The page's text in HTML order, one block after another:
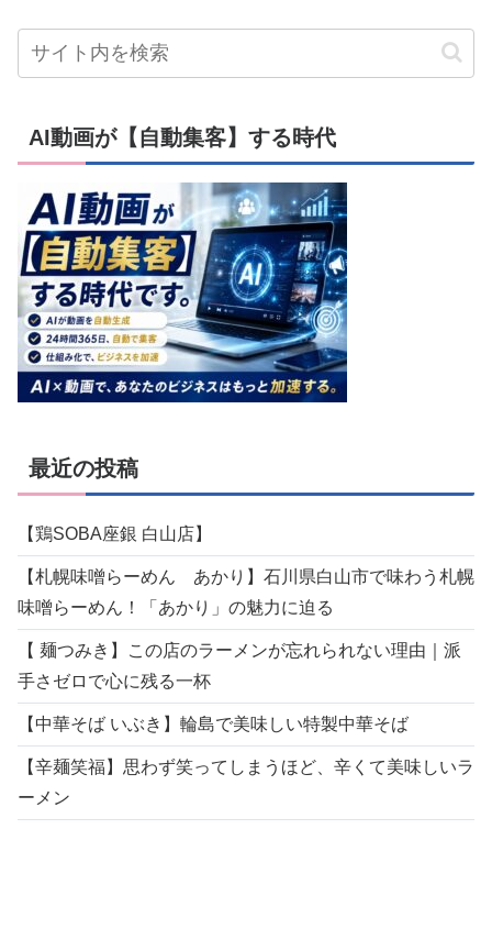
AI動画が【自動集客】する時代
最近の投稿
【鶏SOBA座銀 白山店】
【札幌味噌らーめん あかり】石川県白山市で味わう札幌
味噌らーめん！「あかり」の魅力に迫る
【 麺つみき】この店のラーメンが忘れられない理由｜派
手さゼロで心に残る一杯
【中華そば いぶき】輪島で美味しい特製中華そば
【辛麺笑福】思わず笑ってしまうほど、辛くて美味しいラ
ーメン